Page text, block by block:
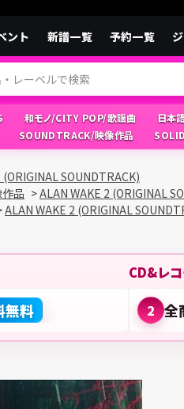
ント 新譜一覧 予約一覧
和モノ/CITY POP/歌謡曲 日本
SOUNDTRACK/映像作品
SOUNDTRACK)
品 >ALAN WAKE 2 (ORIGINAL
ALAN WAKE 2 (ORIGINAL
CD&レ
無料 2 全